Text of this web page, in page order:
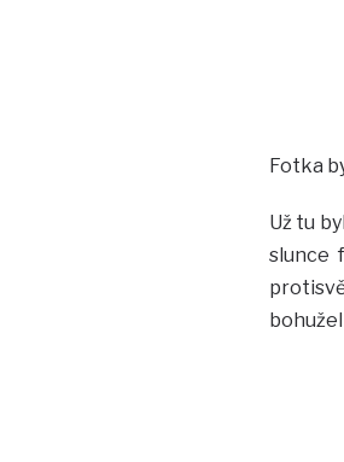
Fotka
Už tu
slunce